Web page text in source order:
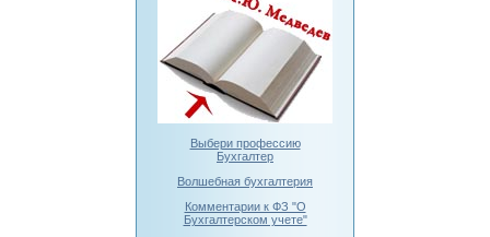
Выбери профессию
Бухгалтер
Волшебная бухгалтерия
Комментарии к ФЗ "О
Бухгалтерском учете"